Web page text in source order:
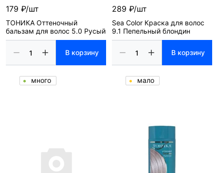
179 ₽/шт
ТОНИКА Оттеночный
бальзам для волос 5.0 Русый
В корзину
много
289 ₽/шт
Sea Color Краска для волос
9.1 Пепельный блондин
В корзину
мало